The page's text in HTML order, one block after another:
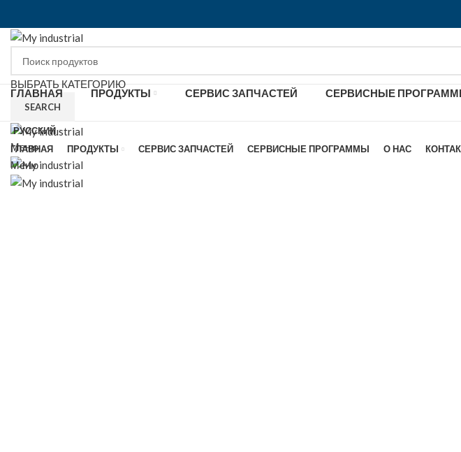
ВЫБРАТЬ КАТЕГОРИЮ
SEARCH
РУССКИЙ
Меню
ГЛАВНАЯ ПРОДУКТЫ СЕРВИС ЗАПЧАСТЕЙ СЕРВИСНЫЕ
ГЛАВНАЯ ПРОДУКТЫ СЕРВИС ЗАПЧАСТЕЙ СЕРВИСНЫЕ ПРОГРАММЫ О НАС
Меню